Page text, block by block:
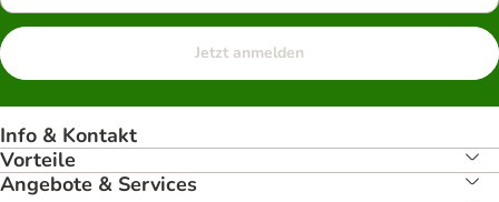
Jetzt anmelden
Info & Kontakt
Vorteile
Angebote & Services